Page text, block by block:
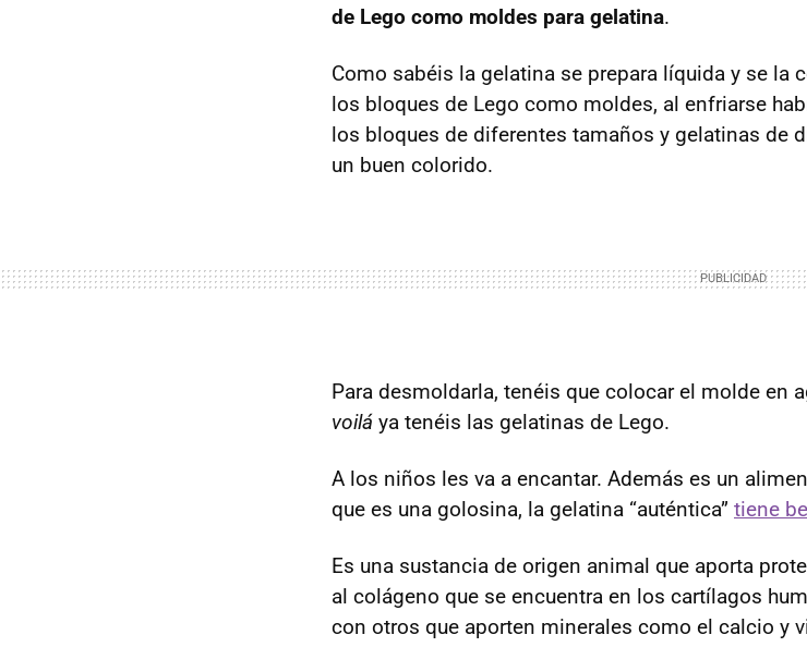
de Lego como moldes para gelatina.
Como sabéis la gelatina se prepara líquida y se la
los bloques de Lego como moldes, al enfriarse
los bloques de diferentes tamaños y gelatinas de
un buen colorido.
Para desmoldarla, tenéis que colocar el molde en
voilá ya tenéis las gelatinas de Lego.
A los niños les va a encantar. Además es un
que es una golosina, la gelatina “auténtica” tiene
Es una sustancia de origen animal que aporta
al colágeno que se encuentra en los cartílagos
con otros que aporten minerales como el calcio y